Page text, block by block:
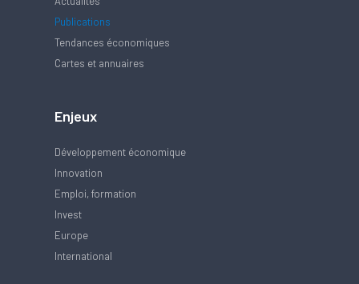
Publications
Tendances économiques
Cartes et annuaires
Enjeux
Développement économique
Innovation
Emploi, formation
Invest
Europe
International